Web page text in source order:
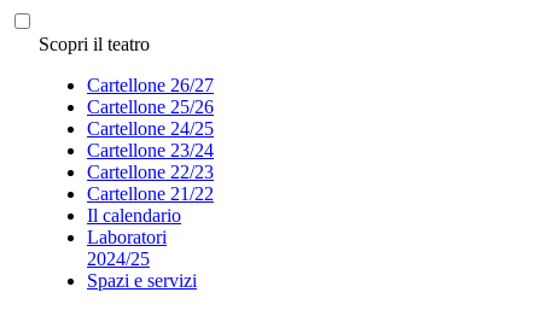
Scopri il teatro
Cartellone 26/27
Cartellone 25/26
Cartellone 24/25
Cartellone 23/24
Cartellone 22/23
Cartellone 21/22
Il calendario
Laboratori
2024/25
Spazi e servizi